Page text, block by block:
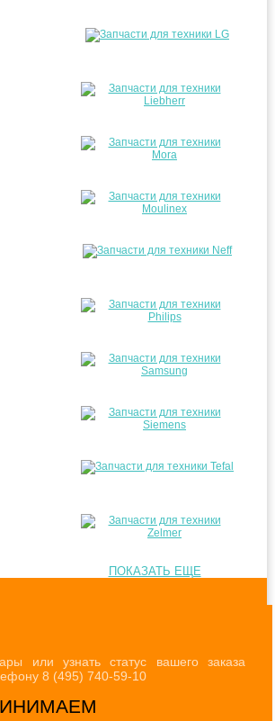
ПОКАЗАТЬ ЕЩЕ
или узнать статус вашего заказа
8 (495) 740-59-10